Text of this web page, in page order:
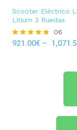
Scooter Eléctrico
Litium 3 Ruedas
Rated
06
921.00€ –